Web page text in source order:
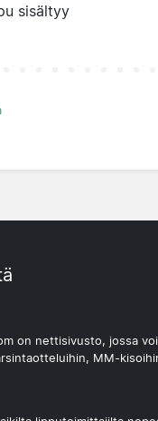
sisältyy
on nettisivusto, jossa
MM-